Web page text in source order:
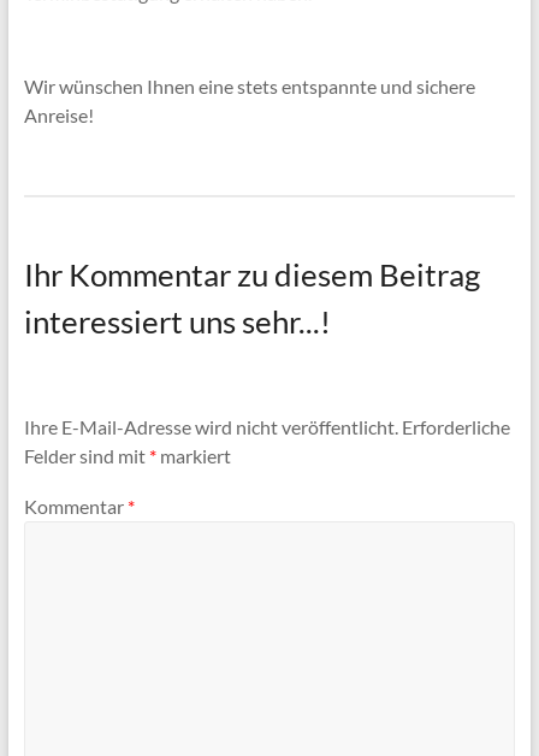
Wir wünschen Ihnen eine stets entspannte und sichere
Anreise!
Ihr Kommentar zu diesem Beitrag
interessiert uns sehr...!
Ihre E-Mail-Adresse wird nicht veröffentlicht. Erforderliche
Felder sind mit *markiert
Kommentar *